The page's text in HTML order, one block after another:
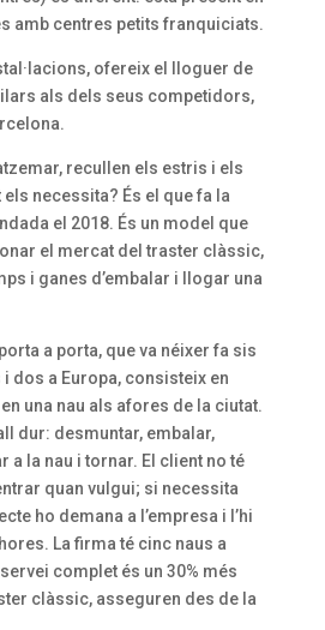
amb centres petits franquiciats.
ofereix el lloguer de
als dels seus competidors,
recullen els estris i els
necessita? És el que fa la
el 2018. És un model que
el mercat del traster clàssic,
i ganes d’embalar i llogar una
a porta, que va néixer fa sis
i dos a Europa, consisteix en
una nau als afores de la ciutat.
dur: desmuntar, embalar,
a la nau i tornar. El client no té
quan vulgui; si necessita
ho demana a l’empresa i l’hi
La firma té cinc naus a
complet és un 30% més
clàssic, asseguren des de la